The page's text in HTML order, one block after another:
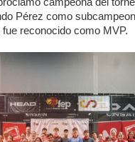
Pérez como
fue reconocido como MVP.